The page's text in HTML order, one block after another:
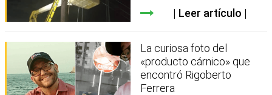
Leer artículo
La curiosa foto del
«producto cárnico» que
encontró Rigoberto
Ferrera